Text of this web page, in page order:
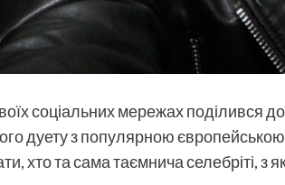
соціальних мережах поділився
дуету з популярною європейською
хто та сама таємнича селебріті, з